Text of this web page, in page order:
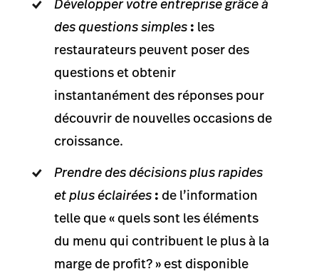
Développer votre entreprise grâce à
des questions simples : les
restaurateurs peuvent poser des
questions et obtenir
instantanément des réponses pour
découvrir de nouvelles occasions de
croissance.
Prendre des décisions plus rapides
et plus éclairées : de l’information
telle que « quels sont les éléments
du menu qui contribuent le plus à la
marge de profit? » est disponible